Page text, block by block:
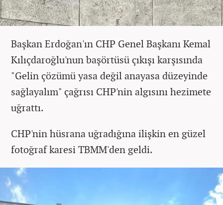
Başkan Erdoğan'ın CHP Genel Başkanı Kemal
Kılıçdaroğlu'nun başörtüsü çıkışı karşısında
"Gelin çözümü yasa değil anayasa düzeyinde
sağlayalım" çağrısı CHP'nin algısını hezimete
uğrattı.
CHP'nin hüsrana uğradığına ilişkin en güzel
fotoğraf karesi TBMM'den geldi.